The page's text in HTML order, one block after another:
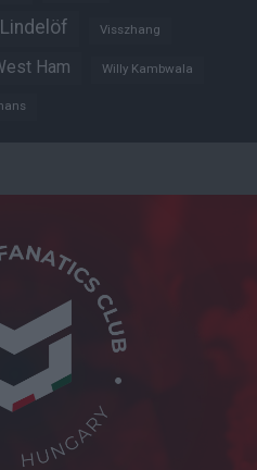
Visszhang
Ham Willy Kambwala